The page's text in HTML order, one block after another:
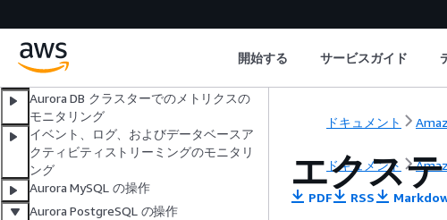
開始する サービスガイド
データベースの更新にブルー/グリーン
デプロイを使用する
Aurora DB クラスターのバックアップと
Aurora DB クラスターでのメトリクスの
モニタリング
イベント、ログ、およびデータベースア
クティビティストリーミングのモニタリ
ング
Aurora MySQL の操作
Aurora PostgreSQL の操作
ドキュメント
ドキュメント
エクス
PDF RSS